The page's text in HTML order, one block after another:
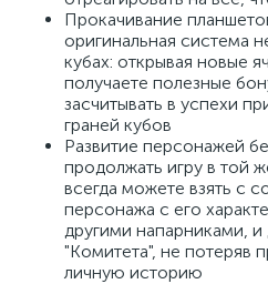
Прокачивание
оригинальная система
кубах: открывая новые
получаете полезные
засчитывать в успехи
граней кубов
Развитие персонажей
продолжать игру в той
всегда можете взять с
персонажа с его
другими напарниками,
"Комитета", не потеряв
личную историю